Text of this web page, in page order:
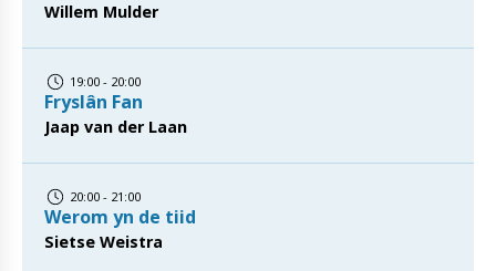
Willem Mulder
19:00 - 20:00
Fryslân Fan
Jaap van der Laan
20:00 - 21:00
Werom yn de tiid
Sietse Weistra